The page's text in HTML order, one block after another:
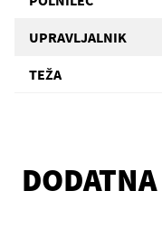
UPRAVLJALNIK
TEŽA